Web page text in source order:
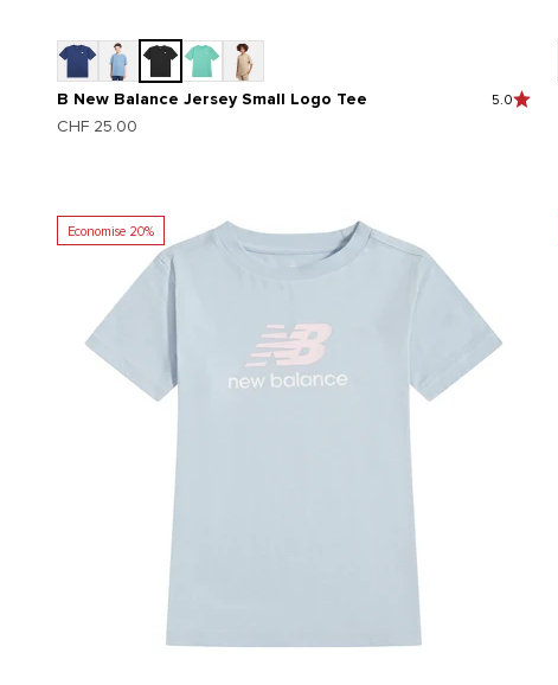
B New Balance Jersey Small Logo Tee 5.0
Prix de vente
CHF 25.00
Economise 20%